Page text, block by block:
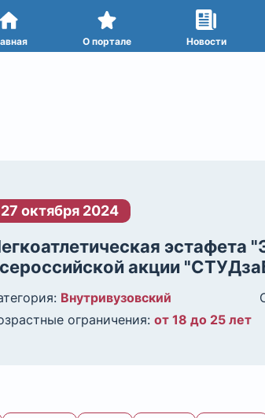
спорта О портале Новости
27 октября 2024
эстафета
акции
Внутривузовский
ограничения: от 18 до 25 лет